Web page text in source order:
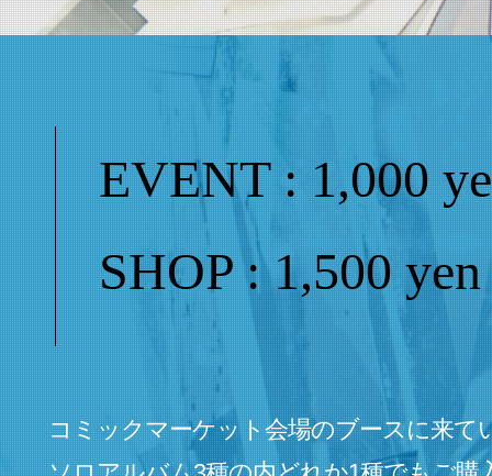
EVENT : 1,000
SHOP : 1,500 yen
コミックマーケット会場のブースに来て